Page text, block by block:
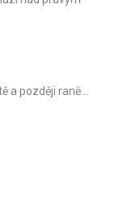
a později raně…